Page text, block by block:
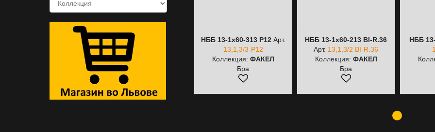
НББ 13-1х60-313 Р12Арт.
13,1,3/3-Р12
Коллекция: ФАКЕЛ
Бра
НББ 13-1х60-213 ВІ-R.36
Арт. 13,1,3/2 ВІ-R.36
Коллекция: ФАКЕЛ
Бра
НББ